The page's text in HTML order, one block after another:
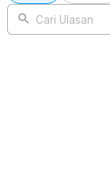
Cari Ulasan